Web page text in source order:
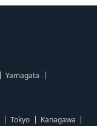
Yamagata
Tokyo
Kanagawa